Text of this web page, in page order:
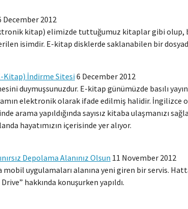
December 2012
kitap) elimizde tuttuğumuz kitaplar gibi olup,
isimdir. E-kitap disklerde saklanabilen bir
Kitap) İndirme Sitesi 6 December 2012
duymuşsunuzdur. E-kitap günümüzde basılı
elektronik olarak ifade edilmiş halidir.
arama yapıldığında sayısız kitaba ulaşmanızı
hayatımızın içerisinde yer alıyor.
Depolama Alanınız Olsun 11 November 2012
uygulamaları alanına yeni giren bir servis.
hakkında konuşurken yapıldı.